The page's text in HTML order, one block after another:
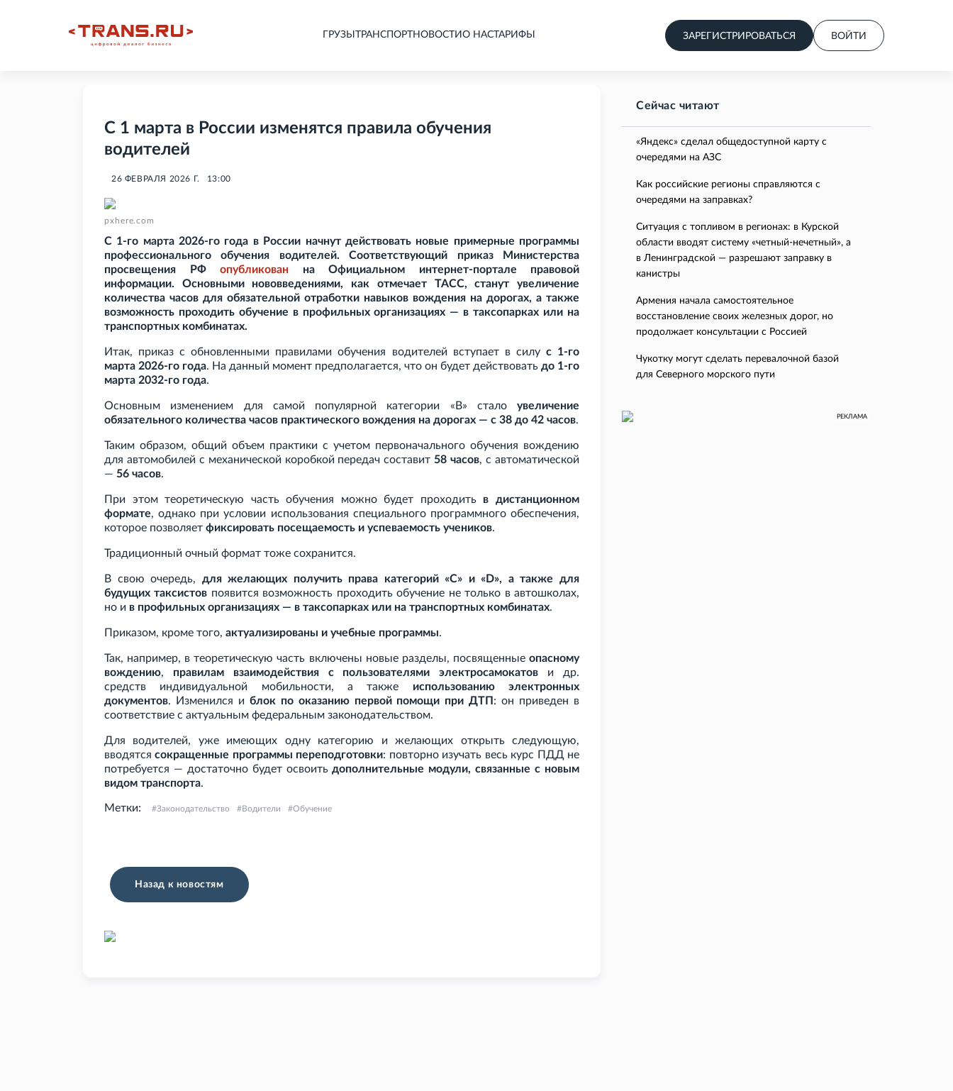
ГРУЗЫ ТРАНСПОРТНОВОСТИ О НАСТАРИФЫ ЗАРЕГИСТРИРОВАТЬСЯ ВОЙТИ
С 1 марта в России изменятся правила обучения
водителей
26 ФЕВРАЛЯ 2026 Г. 13:00
pxhere.com
С 1-го марта 2026-го года в России начнут действовать новые примерные программы
профессионального обучения водителей. Соответствующий приказ Министерства
просвещения РФ опубликован на Официальном интернет-портале правовой
информации. Основными нововведениями, как отмечает ТАСС, станут увеличение
количества часов для обязательной отработки навыков вождения на дорогах, а также
возможность проходить обучение в профильных организациях — в таксопарках или на
транспортных комбинатах.
Итак, приказ с обновленными правилами обучения водителей вступает в силу с 1-го
марта 2026-го года. На данный момент предполагается, что он будет действовать до 1-го
марта 2032-го года.
Основным изменением для самой популярной категории «B» стало увеличение
обязательного количества часов практического вождения на дорогах — с 38 до 42 часов.
Таким образом, общий объем практики с учетом первоначального обучения вождению
для автомобилей с механической коробкой передач составит 58 часов, с автоматической
— 56 часов.
При этом теоретическую часть обучения можно будет проходить в дистанционном
формате, однако при условии использования специального программного обеспечения,
которое позволяет фиксировать посещаемость и успеваемость учеников.
Традиционный очный формат тоже сохранится.
В свою очередь, для желающих получить права категорий «C» и «D», а также для
будущих таксистов появится возможность проходить обучение не только в автошколах,
но и в профильных организациях — в таксопарках или на транспортных комбинатах.
Приказом, кроме того, актуализированы и учебные программы.
Так, например, в теоретическую часть включены новые разделы, посвященные опасному
вождению, правилам взаимодействия с пользователями электросамокатов и др.
средств индивидуальной мобильности, а также использованию электронных
документов. Изменился и блок по оказанию первой помощи при ДТП : он приведен в
соответствие с актуальным федеральным законодательством.
Для водителей, уже имеющих одну категорию и желающих открыть следующую,
вводятсясокращенные программы переподготовки: повторно изучать весь курс ПДД не
потребуется — достаточно будет освоитьдополнительные модули, связанные с новым
видом транспорта.
Метки: Законодательство Водители Обучение
Назад к новостям
Сейчас читают
«Яндекс» сделал общедоступной карту с
очередями на АЗС
Как российские регионы справляются с
очередями на заправках?
Ситуация с топливом в регионах: в Курской
области вводят систему «четный-нечетный», а
в Ленинградской — разрешают заправку в
канистры
Армения начала самостоятельное
восстановление своих железных дорог, но
продолжает консультации с Россией
Чукотку могут сделать перевалочной базой
для Северного морского пути
РЕКЛАМА